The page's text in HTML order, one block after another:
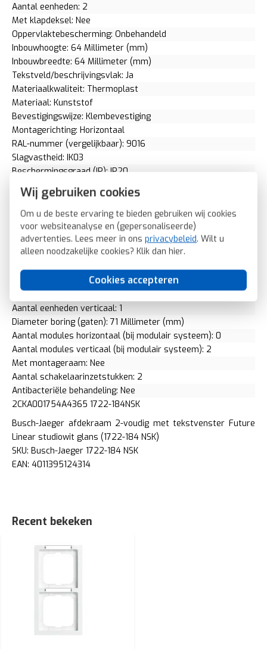
Wij gebruiken cookies
Om u de beste ervaring te bieden gebruiken wij cookies
voor websiteanalyse en (gepersonaliseerde)
advertenties. Lees meer in ons privacybeleid. Wilt u
alleen noodzakelijke cookies? Klik dan hier.
Cookies accepteren
Aantal eenheden: 2
Met klapdeksel: Nee
Oppervlaktebescherming: Onbehandeld
Inbouwhoogte: 64 Millimeter (mm)
Inbouwbreedte: 64 Millimeter (mm)
Tekstveld/beschrijvingsvlak: Ja
Materiaalkwaliteit: Thermoplast
Materiaal: Kunststof
Bevestigingswijze: Klembevestiging
Montagerichting: Horizontaal
RAL-nummer (vergelijkbaar): 9016
Slagvastheid: IK03
Beschermingsgraad (IP): IP20
Geschikt voor vloerpot: Nee
Transparant: Nee
Uitvoering oppervlakte: Glanzend
Geschikt voor wandgoot: Ja
Geschikt voor inbouwinstallatie (stucwerk): Ja
Bondige uitvoering: Nee
Geschikt voor inbouwinstallatie (geen stucwerk): Nee
Inbouwmontage (stucwerk): Ja
Aantal eenheden horizontaal: 2
Aantal eenheden verticaal: 1
Diameter boring (gaten): 71 Millimeter (mm)
Aantal modules horizontaal (bij modulair systeem): 0
Aantal modules verticaal (bij modulair systeem): 2
Met montageraam: Nee
Aantal schakelaarinzetstukken: 2
Antibacteriële behandeling: Nee
2CKA001754A4365 1722-184NSK
Busch-Jaeger afdekraam 2-voudig met tekstvenster Future
Linear studiowit glans (1722-184 NSK)
SKU: Busch-Jaeger 1722-184 NSK
EAN: 4011395124314
Recent bekeken